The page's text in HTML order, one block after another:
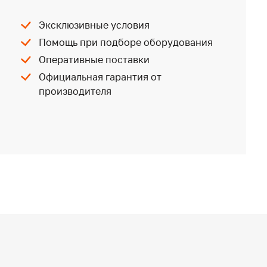
Эксклюзивные условия
Помощь при подборе оборудования
Оперативные поставки
Официальная гарантия от
производителя